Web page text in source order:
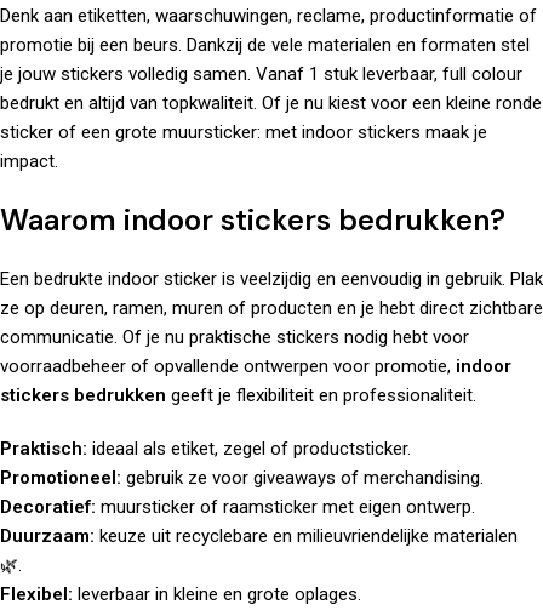
Denk aan etiketten, waarschuwingen, reclame, productinformatie of
promotie bij een beurs. Dankzij de vele materialen en formaten stel
je jouw stickers volledig samen. Vanaf 1 stuk leverbaar, full colour
bedrukt en altijd van topkwaliteit. Of je nu kiest voor een kleine ronde
sticker of een grote muursticker: met indoor stickers maak je
impact.
Waarom indoor stickers bedrukken?
Een bedrukte indoor sticker is veelzijdig en eenvoudig in gebruik. Plak
ze op deuren, ramen, muren of producten en je hebt direct zichtbare
communicatie. Of je nu praktische stickers nodig hebt voor
voorraadbeheer of opvallende ontwerpen voor promotie, indoor
stickers bedrukken geeft je flexibiliteit en professionaliteit.
Praktisch: ideaal als etiket, zegel of productsticker.
Promotioneel: gebruik ze voor giveaways of merchandising.
Decoratief: muursticker of raamsticker met eigen ontwerp.
Duurzaam: keuze uit recyclebare en milieuvriendelijke materialen
🌿.
Flexibel: leverbaar in kleine en grote oplages.